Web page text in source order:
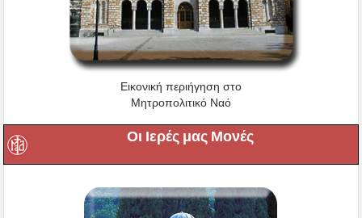
Εικονική περιήγηση στο
Μητροπολιτικό Ναό
Οι Ιερές μας Μονές